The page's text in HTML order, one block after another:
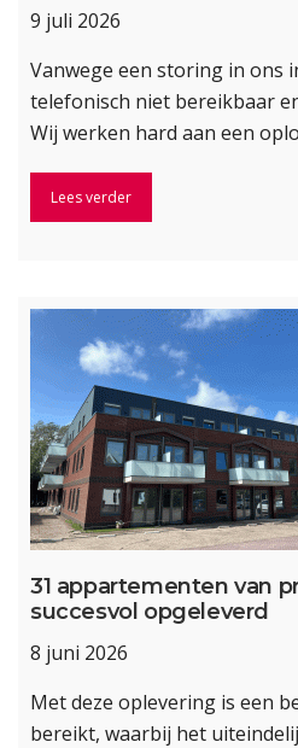
9 juli 2026
Vanwege een storing in ons
telefonisch niet bereikbaar
Wij werken hard aan een
Lees verder
31 appartementen van
succesvol opgeleverd
8 juni 2026
Met deze oplevering is een
bereikt, waarbij het